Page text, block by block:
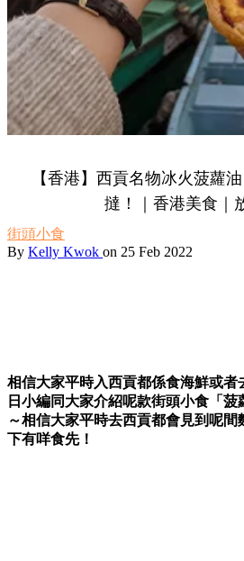
【香港】西貢名物冰火菠蘿
撻！｜香港美食｜
街頭小食
By Kelly Kwok on 25 Feb 2022
相信大家平時入西貢都係食海鮮或者
日小編同大家介紹呢款街頭小食「
～相信大家平時去西貢都會見到呢
下有咩食先！